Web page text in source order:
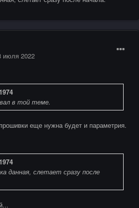
июля 2022
в той теме.
еще нужна будет и параметрия.
данная, слетает сразу после